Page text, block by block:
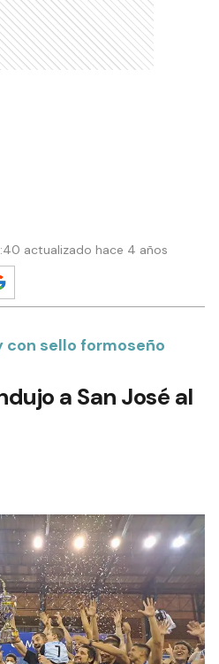
actualizado hace 4 años
con sello formoseño
a San José al